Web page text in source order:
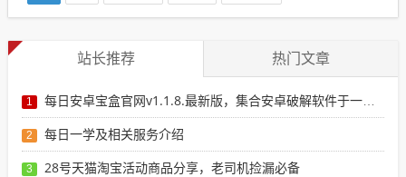
站长推荐 热门文章
1 每日安卓宝盒官网v1.1.8.最新版，集合安卓破解软件于一体，新增全网搜索引擎
2 每日一学及相关服务介绍
3 28号天猫淘宝活动商品分享，老司机捡漏必备